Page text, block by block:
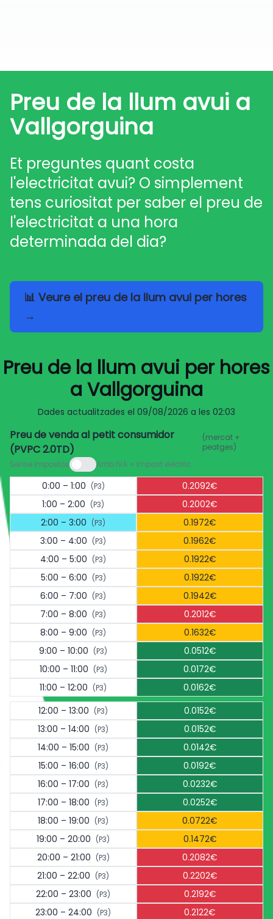
Preu de la llum avui a
Vallgorguina
Et preguntes quant costa
l'electricitat avui? O simplement
tens curiositat per saber el preu de
l'electricitat a una hora
determinada del dia?
📊 Veure el preu de la llum avui per hores
→
Preu de la llum avui per hores
a Vallgorguina
Dades actualitzades el 09/08/2026 a les 02:03
Preu de venda al petit consumidor
(PVPC 2.0TD)
(mercat +
peatges)
Sense impostos
Amb IVA + impost elèctric
0:00 – 1:00 (P3)
0.2092€
1:00 – 2:00 (P3)
0.2002€
2:00 – 3:00 (P3)
0.1972€
3:00 – 4:00 (P3)
0.1962€
4:00 – 5:00 (P3)
0.1922€
5:00 – 6:00 (P3)
0.1922€
6:00 – 7:00 (P3)
0.1942€
7:00 – 8:00 (P3)
0.2012€
8:00 – 9:00 (P3)
0.1632€
9:00 – 10:00 (P3)
0.0512€
10:00 – 11:00 (P3)
0.0172€
11:00 – 12:00 (P3)
0.0162€
12:00 – 13:00 (P3)
0.0152€
13:00 – 14:00 (P3)
0.0152€
14:00 – 15:00 (P3)
0.0142€
15:00 – 16:00 (P3)
0.0192€
16:00 – 17:00 (P3)
0.0232€
17:00 – 18:00 (P3)
0.0252€
18:00 – 19:00 (P3)
0.0722€
19:00 – 20:00 (P3)
0.1472€
20:00 – 21:00 (P3)
0.2082€
21:00 – 22:00 (P3)
0.2202€
22:00 – 23:00 (P3)
0.2192€
23:00 – 24:00 (P3) 0.2122€